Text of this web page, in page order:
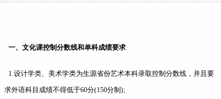
一、文化课控制分数线和单科成绩要求
1.设计学类、美术学类为生源省份艺术本科录取控制分数线，并且要
求外语科目成绩不得低于60分(150分制);